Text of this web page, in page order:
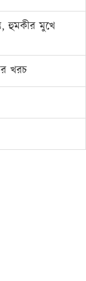
হুমকীর মুখে
খরচ